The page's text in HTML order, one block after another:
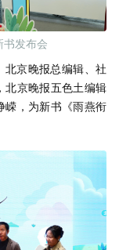
书发布会
京晚报总编辑、社
北京晚报五色土编辑
嵘，为新书《雨燕衔